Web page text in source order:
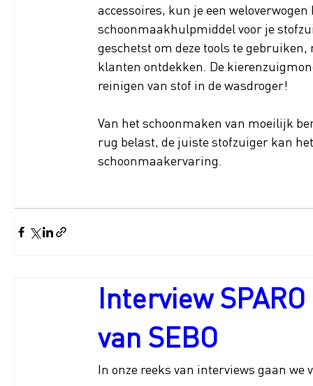
accessoires, kun je een
schoonmaakhulpmiddel voor je
geschetst om deze tools te
klanten ontdekken. De
reinigen van stof in de wasdroger!
Van het schoonmaken van moeilijk
rug belast, de juiste stofzuiger kan
schoonmaakervaring.
Interview
van SEBO
In onze reeks van interviews gaan we